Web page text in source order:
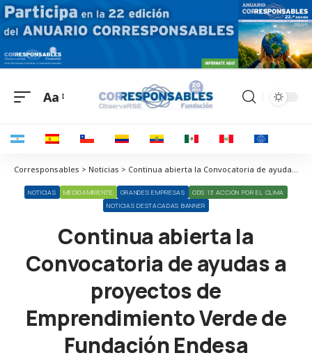
Aa
Corresponsables > Noticias > Continua abierta la Convocatoria de ayudas a proyectos de Emprendimiento Verde de Fundación Endesa
NOTICIAS MEDIOAMBIENTE GRANDES EMPRESAS
ODS 13 ACCIÓN POR EL CLIMA
NOTICIAS DESTACADAS BANNER
Continua abierta la
Convocatoria de ayudas a
proyectos de
Emprendimiento Verde de
Fundación Endesa